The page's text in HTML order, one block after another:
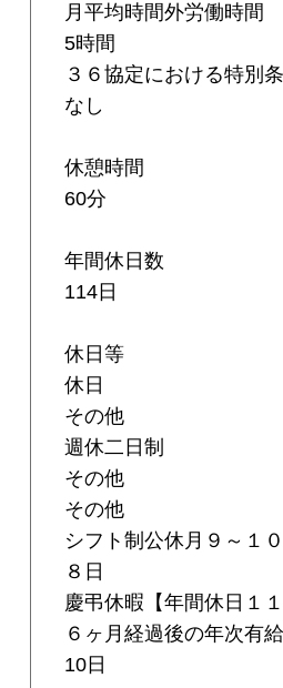
月平均時間外労働時間
5時間
３６協定における特別
なし
休憩時間
60分
年間休日数
114日
休日等
休日
その他
週休二日制
その他
その他
シフト制公休月９～
８日
慶弔休暇【年間休日１１
６ヶ月経過後の年次有
10日